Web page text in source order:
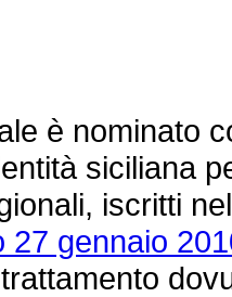
è nominato
siciliana
iscritti
27 gennaio